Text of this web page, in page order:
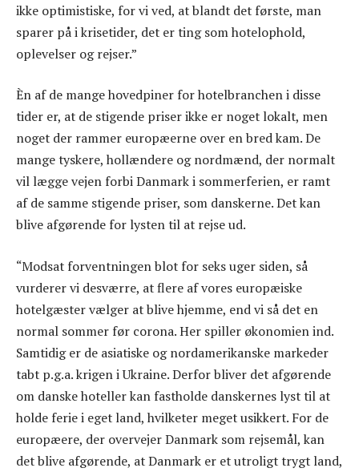
ikke optimistiske, for vi ved, at blandt det første, man
sparer på i krisetider, det er ting som hotelophold,
oplevelser og rejser.”
Èn af de mange hovedpiner for hotelbranchen i disse
tider er, at de stigende priser ikke er noget lokalt, men
noget der rammer europæerne over en bred kam. De
mange tyskere, hollændere og nordmænd, der normalt
vil lægge vejen forbi Danmark i sommerferien, er ramt
af de samme stigende priser, som danskerne. Det kan
blive afgørende for lysten til at rejse ud.
“Modsat forventningen blot for seks uger siden, så
vurderer vi desværre, at flere af vores europæiske
hotelgæster vælger at blive hjemme, end vi så det en
normal sommer før corona. Her spiller økonomien ind.
Samtidig er de asiatiske og nordamerikanske markeder
tabt p.g.a. krigen i Ukraine. Derfor bliver det afgørende
om danske hoteller kan fastholde danskernes lyst til at
holde ferie i eget land, hvilketer meget usikkert. For de
europæere, der overvejer Danmark som rejsemål, kan
det blive afgørende, at Danmark er et utroligt trygt land,